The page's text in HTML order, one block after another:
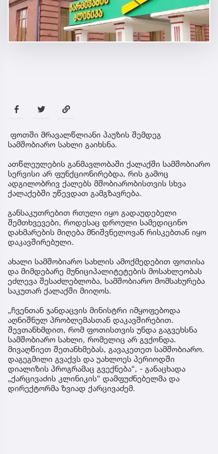
ფოთში მრავალწლიანი პაუზის შემდეგ
სამშობიარო სახლი გაიხსნა.
ათწლეულების განმავლობაში ქალაქში სამშობიარო
სერვისი არ ფუნქციონირებდა, რის გამოც
ადგილობრივ ქალებს მშობიარობისთვის სხვა
ქალაქებში უწევდათ გამგზავრება.
განსაკუთრებით რთული იყო გადაუდებელი
შემთხვევები, როდესაც დროული სამედიცინო
დახმარების მიღება მნიშვნელოვან რისკებთან იყო
დაკავშირებული.
ახალი სამშობიარო სახლის ამოქმედებით ფოთისა
და მიმდებარე მუნიციპალიტეტების მოსახლეობას
ეძლევა შესაძლებლობა, სამშობიარო მომსახურება
საკუთარ ქალაქში მიიღოს.
„ჩვენთან ჯანდაცვის მინისტრი იმყოფებოდა
აღნიშნულ პრობლემასთან დაკავშირებით.
შევთანხმდით, რომ ფოთისთვის უნდა გაგვეხსნა
სამშობიარო სახლი, რომელიც არ გვქონდა.
მივაღწიეთ შეთანხმებას, გავაკეთეთ სამშობიარო.
დაგეგმილი გვაქვს და უახლოეს პერიოდში
დიალიზის პროგრამაც გვექნება“, - განაცხადა
„ქარცივაძის კლინიკის“ დამფუძნებელმა და
დირექტორმა ზვიად ქარცივაძემ.